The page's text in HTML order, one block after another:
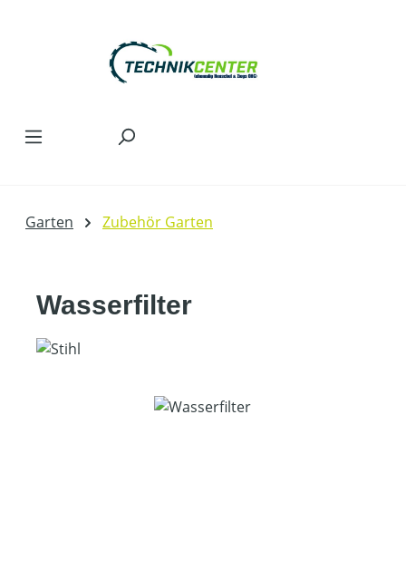
Garten Zubehör Garten
Wasserfilter
Bildergalerie überspringen